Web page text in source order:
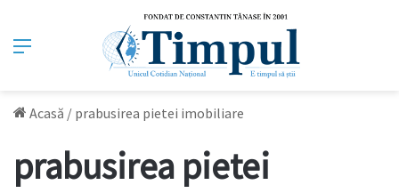
Meniu
Acasă / prabusirea pietei imobiliare
prabusirea pietei